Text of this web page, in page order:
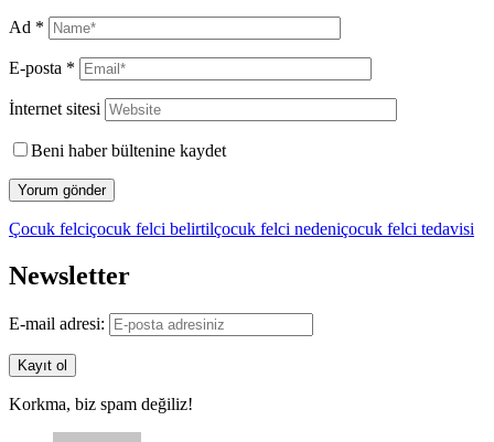
Ad *
E-posta *
İnternet sitesi
Beni haber bültenine kaydet
Çocuk felciçocuk felci belirtilçocuk felci nedeniçocuk felci tedavisi
Newsletter
E-mail adresi:
Korkma, biz spam değiliz!